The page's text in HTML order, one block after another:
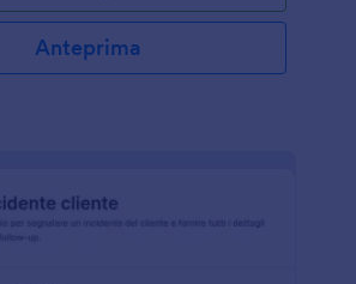
Anteprima